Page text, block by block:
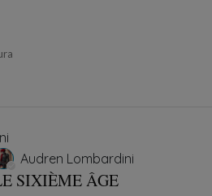
Audren Lombardini
SIXIÈME ÂGE